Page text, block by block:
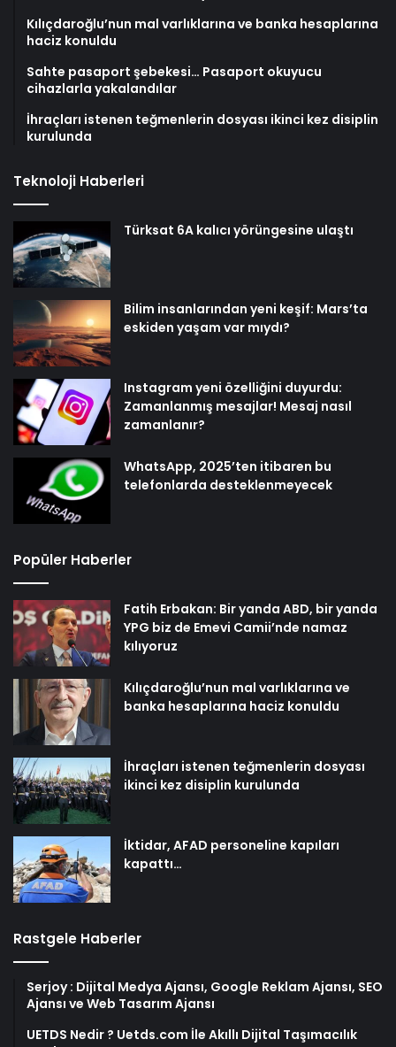
Kılıçdaroğlu’nun mal varlıklarına ve banka hesaplarına
haciz konuldu
Sahte pasaport şebekesi… Pasaport okuyucu
cihazlarla yakalandılar
İhraçları istenen teğmenlerin dosyası ikinci kez disiplin
kurulunda
Teknoloji Haberleri
Türksat 6A kalıcı yörüngesine ulaştı
Bilim insanlarından yeni keşif: Mars’ta
eskiden yaşam var mıydı?
Instagram yeni özelliğini duyurdu:
Zamanlanmış mesajlar! Mesaj nasıl
zamanlanır?
WhatsApp, 2025’ten itibaren bu
telefonlarda desteklenmeyecek
Popüler Haberler
Fatih Erbakan: Bir yanda ABD, bir yanda
YPG biz de Emevi Camii’nde namaz
kılıyoruz
Kılıçdaroğlu’nun mal varlıklarına ve
banka hesaplarına haciz konuldu
İhraçları istenen teğmenlerin dosyası
ikinci kez disiplin kurulunda
İktidar, AFAD personeline kapıları
kapattı…
Rastgele Haberler
Serjoy : Dijital Medya Ajansı, Google Reklam Ajansı, SEO
Ajansı ve Web Tasarım Ajansı
UETDS Nedir ? Uetds.com İle Akıllı Dijital Taşımacılık